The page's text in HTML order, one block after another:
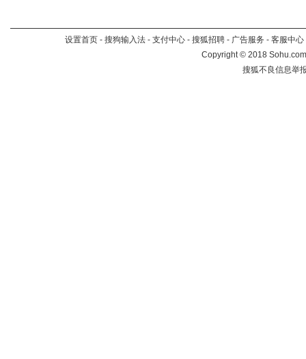
设置首页 - 搜狗输入法 - 支付中心 - 搜狐招聘 - 广告服务 - 客服中心
Copyright©2018
搜狐不良信息举